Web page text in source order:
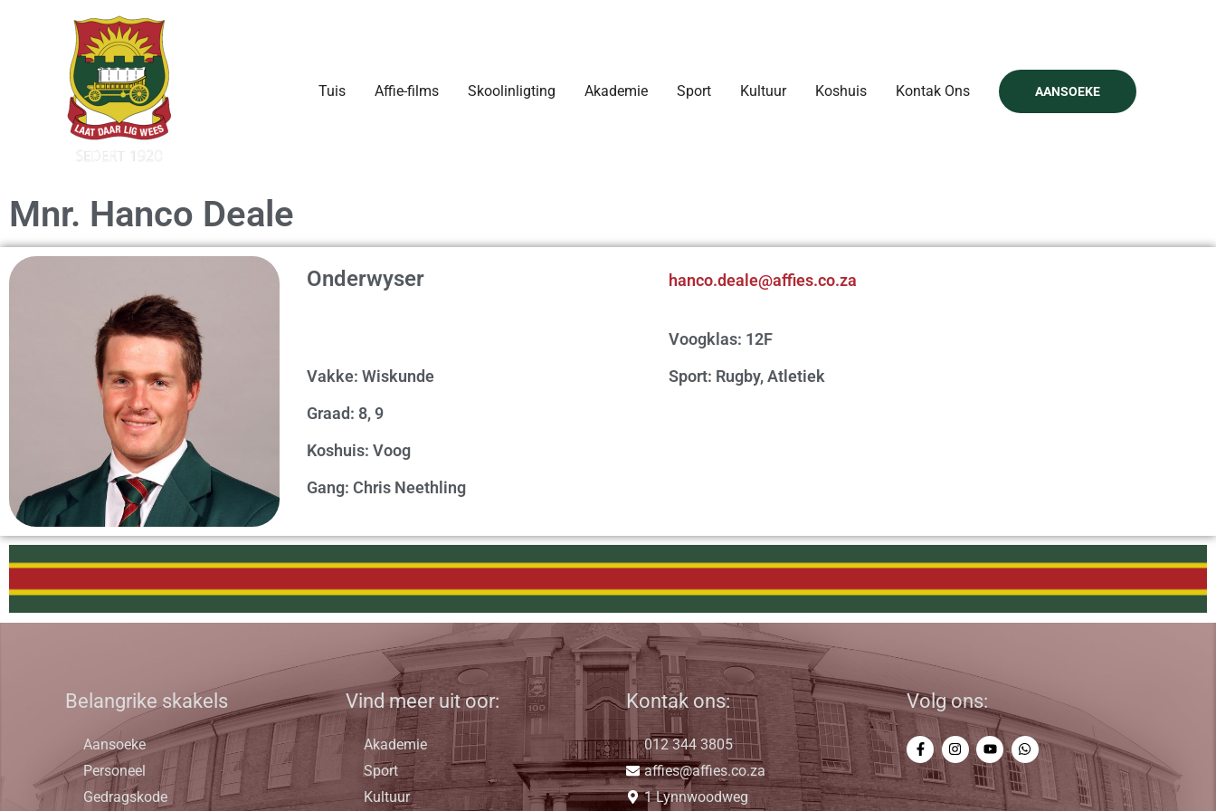
Tuis
Affie-films Skoolinligting Akademie Sport Kultuur Koshuis Kontak Ons AANSOEKE
Mnr. Hanco Deale
Onderwyser hanco.deale@affies.co.za
Voogklas: 12F
Vakke: Wiskunde
Sport: Rugby, Atletiek
Graad: 8, 9
Koshuis: Voog
Gang: Chris Neethling
Belangrike skakels
Aansoeke
Personeel
Gedragskode
Vind meer uit oor:
Akademie
Sport
Kultuur
Kontak ons:
012 344 3805
affies@affies.co.za
1 Lynnwoodweg
Volg ons: